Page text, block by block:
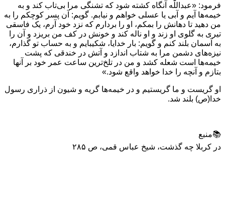
فرمود: «عبداللّٰه آنگاه كشته شود كه تشنگى مرا بى‌تاب كند و به
خيمه‌ها آيم و آبى يا عسلى خواهم و نيابم. گويم: آن پسر كوچكم را به
من دهيد تا دهانش را بمكم، او را بردارم كه نزد خود آرم، يک فاسقى
تيرى به گلوى او زند و او ناله كند و خونش در كف من بريزد و آن را
به آسمان بلند كنم و گويم: بار خدايا، شكيبايم و به حساب تو گذارم،
نيزه‌هاى دشمن مرا به شتاب اندازد و آتش در خندقى كه پشت
خيمه‌ها است شعله كشد و من در تلخ‌ترين ساعت عمر خود بر آنها
بتازم و آنچه را خدا خواهد واقع شود.»
او گريست و ما گريستيم و در خيمه‌ها گريه و شيون از ذرارى رسول
خدا(ص) بلند شد.
📚منبع
در کربلا چه گذشت، شیخ عباس قمی، ص ۲۸۵